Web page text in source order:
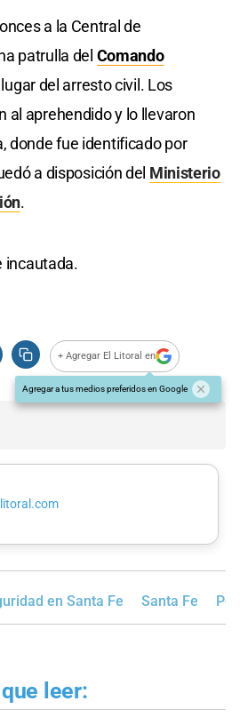
a la Central de
patrulla del Comando
del arresto civil. Los
al aprehendido y lo llevaron
donde fue identificado por
a disposición del Ministerio
.
incautada.
+ Agregar El Litoral en
Agregar a tus medios preferidos en Google
en Santa Fe Santa Fe
leer: